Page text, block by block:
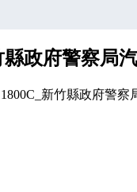
縣政府警察局
1800C_新竹縣政府警察